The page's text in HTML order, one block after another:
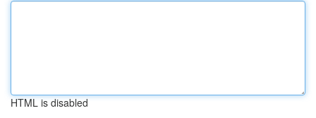
HTML is disabled